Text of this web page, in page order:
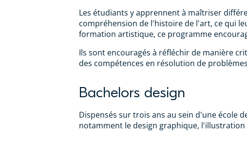
Les étudiants y apprennent à maîtriser
compréhension de l'histoire de l'art, ce qui
formation artistique, ce programme
Ils sont encouragés à réfléchir de manière
des compétences en résolution de
Bachelors design
Dispensés sur trois ans au sein d'une école
notamment le design graphique,